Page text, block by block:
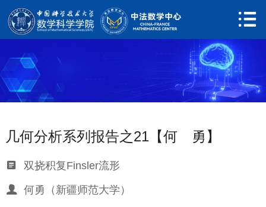
网站首页
中心简介
人员队伍

几何分析系列报告之21【何 勇】

双挠积复Finsler流形
 何勇（新疆师范大学）